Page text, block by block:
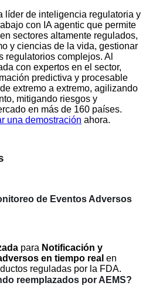
líder de inteligencia regulatoria y
con IA agentic que permite
sectores altamente regulados,
y ciencias de la vida, gestionar
regulatorios complejos. Al
con expertos en el sector,
predictiva y procesable
extremo a extremo, agilizando
mitigando riesgos y
en más de 160 países.
una demostración ahora.
de Eventos Adversos
para Notificación y
en tiempo real en
reguladas por la FDA.
reemplazados por AEMS?